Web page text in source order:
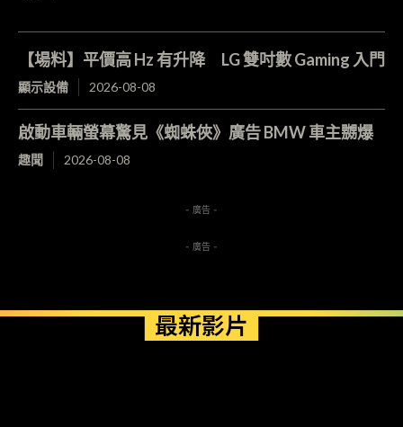
【場料】平價高 Hz 有升降 LG 雙吋數 Gaming 入門
顯示設備 2026-08-08
啟動車輛螢幕驚見《蜘蛛俠》廣告 BMW 車主嬲爆
趣聞 2026-08-08
- 廣告 -
- 廣告 -
最新影片